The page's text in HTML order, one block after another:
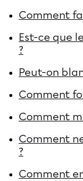
Comment
Est-ce que
?
Peut-on
Comment
Comment
Comment
?
Comment